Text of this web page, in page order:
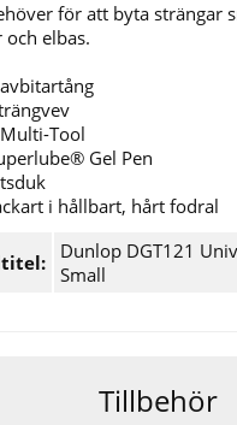
för att byta strängar
och elbas.
Tool
Gel Pen
i hållbart, hårt fodral
Dunlop DGT121
Small
Tillbehör